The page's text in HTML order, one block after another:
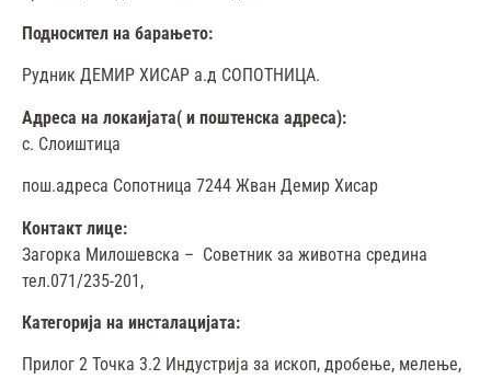
Подносител на барањето:
Рудник ДЕМИР ХИСАР а.д СОПОТНИЦА.
Адреса на локаијата( и поштенска адреса):
с. Слоиштица
пош.адреса Сопотница 7244 Жван Демир Хисар
Контакт лице:
Загорка Милошевска – Советник за животна средина
тел.071/235-201,
Категорија на инсталацијата:
Прилог 2 Точка 3.2 Индустрија за ископ, дробење, мелење,